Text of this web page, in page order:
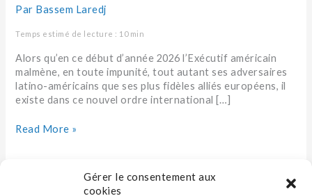
Gérer le consentement aux
cookies
Par Bassem Laredj
Temps estimé de lecture : 10 min
Alors qu’en ce début d’année 2026 l’Exécutif américain
malmène, en toute impunité, tout autant ses adversaires
latino-américains que ses plus fidèles alliés européens, il
existe dans ce nouvel ordre international […]
Read More »